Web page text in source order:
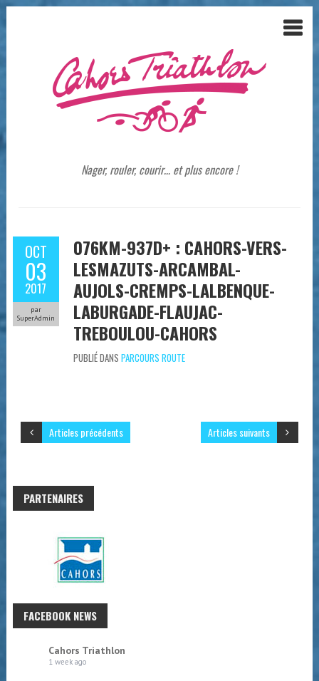
Nager, rouler, courir… et plus encore !
OCT
03
2017
par
SuperAdmin
076KM-937D+ : CAHORS-VERS-
LESMAZUTS-ARCAMBAL-
AUJOLS-CREMPS-LALBENQUE-
LABURGADE-FLAUJAC-
TREBOULOU-CAHORS
PUBLIÉ DANS PARCOURS ROUTE
Articles suivants
Articles précédents
PARTENAIRES
FACEBOOK NEWS
Cahors Triathlon
1 week ago